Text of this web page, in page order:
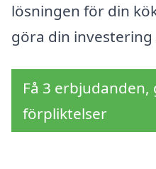
lösningen för din
göra din investering
Få 3
förpliktelser